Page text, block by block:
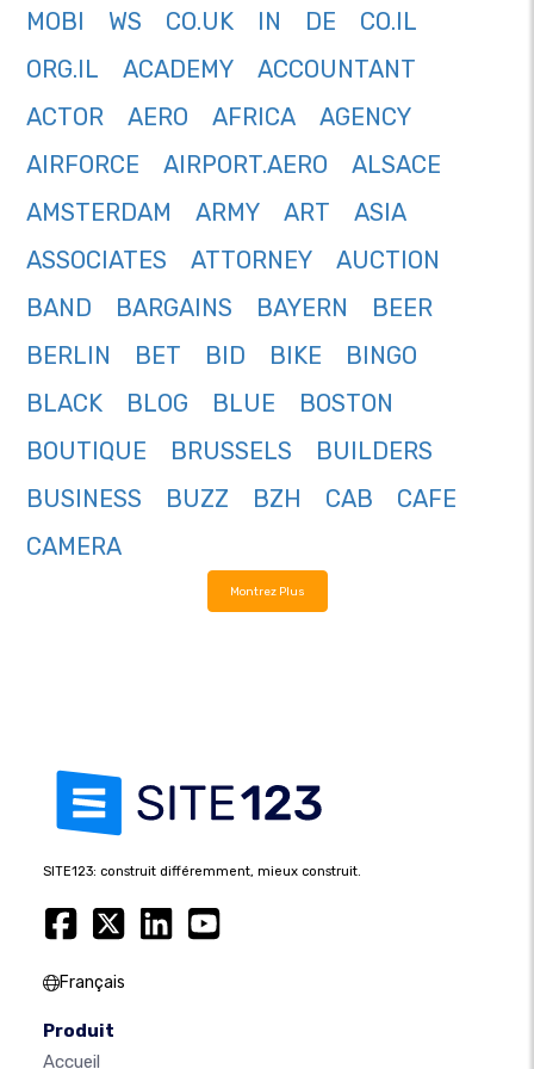
MOBI WS CO.UK IN DE
CO.IL
ORG.IL
ACADEMY
ACCOUNTANT
ACTOR
AERO AFRICA
AGENCY
AIRFORCE
AIRPORT.AERO
ALSACE
AMSTERDAM
ARMY ART
ASIA
ASSOCIATES
ATTORNEY
AUCTION
BAND
BARGAINS BAYERN
BEER
BERLIN
BET BID BIKE
BINGO
BLACK
BLOG BLUE
BOSTON
BOUTIQUE
BRUSSELS
BUILDERS
BUSINESS
BUZZ BZH CAB
CAFE
CAMERA
Montrez Plus
SITE123: construit différemment, mieux construit.
Français
Produit
Accueil